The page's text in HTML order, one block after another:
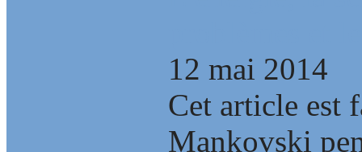
12 mai 2014
Cet article est
Mankovski